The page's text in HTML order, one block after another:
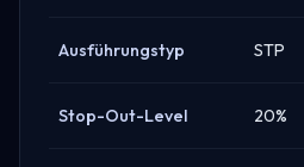
Ausführungstyp STP
Stop-Out-Level 20%